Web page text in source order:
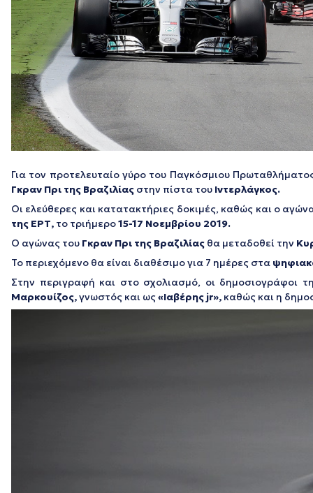
Για τον προτελευταίο γύρο του Παγκόσμιου
Γκραν Πρι της Βραζιλίας στην πίστα του Ιντερλάγκος.
Οι ελεύθερες και κατατακτήριες δοκιμές, καθώς και ο
της ΕΡΤ, το τριήμερο15-17 Νοεμβρίου 2019.
Ο αγώνας του Γκραν Πρι της Βραζιλίας θα μεταδοθεί την
Το περιεχόμενο θα είναι διαθέσιμο για 7 ημέρες στα
Στην περιγραφή και στο σχολιασμό, οι δημοσιογράφοι
Μαρκουίζος,γνωστός και ως«Ιαβέρης jr», καθώς και η